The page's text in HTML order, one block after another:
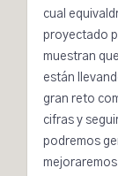
cual
proyectado
muestran
están
gran reto
cifras y
podremos
mejoraremos